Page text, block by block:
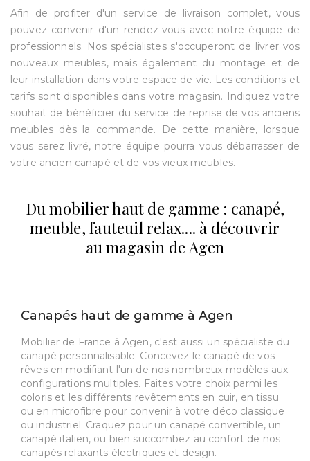
Afin de profiter d'un service de livraison complet, vous
pouvez convenir d'un rendez-vous avec notre équipe de
professionnels. Nos spécialistes s'occuperont de livrer vos
nouveaux meubles, mais également du montage et de
leur installation dans votre espace de vie. Les conditions et
tarifs sont disponibles dans votre magasin. Indiquez votre
souhait de bénéficier du service de reprise de vos anciens
meubles dès la commande. De cette manière, lorsque
vous serez livré, notre équipe pourra vous débarrasser de
votre ancien canapé et de vos vieux meubles.
Du mobilier haut de gamme : canapé,
meuble, fauteuil relax.... à découvrir
au magasin de Agen
Canapés haut de gamme à Agen
Mobilier de France à Agen, c'est aussi un spécialiste du
canapé personnalisable. Concevez le canapé de vos
rêves en modifiant l'un de nos nombreux modèles aux
configurations multiples. Faites votre choix parmi les
coloris et les différents revêtements en cuir, en tissu
ou en microfibre pour convenir à votre déco classique
ou industriel. Craquez pour un canapé convertible, un
canapé italien, ou bien succombez au confort de nos
canapés relaxants électriques et design.